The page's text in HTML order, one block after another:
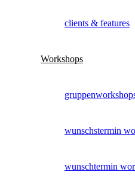
clients & features
Workshops
wunschstermin
wunschtermin